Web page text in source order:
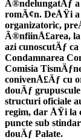
Ã®ndelungatÄƒ
romÃ¢n. DeÅŸi
organizatoric,
Ã®nfiinÅ£area, la
azi cunoscutÄƒ
Condamnarea
Comisia
conivenÅ£Äƒ cu
douÄƒ
structuri oficiale
regim, dar ÅŸi la
puncte sub
douÄƒ Palate.